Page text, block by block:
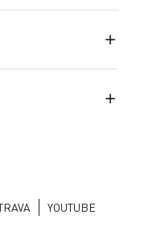
YOUTUBE